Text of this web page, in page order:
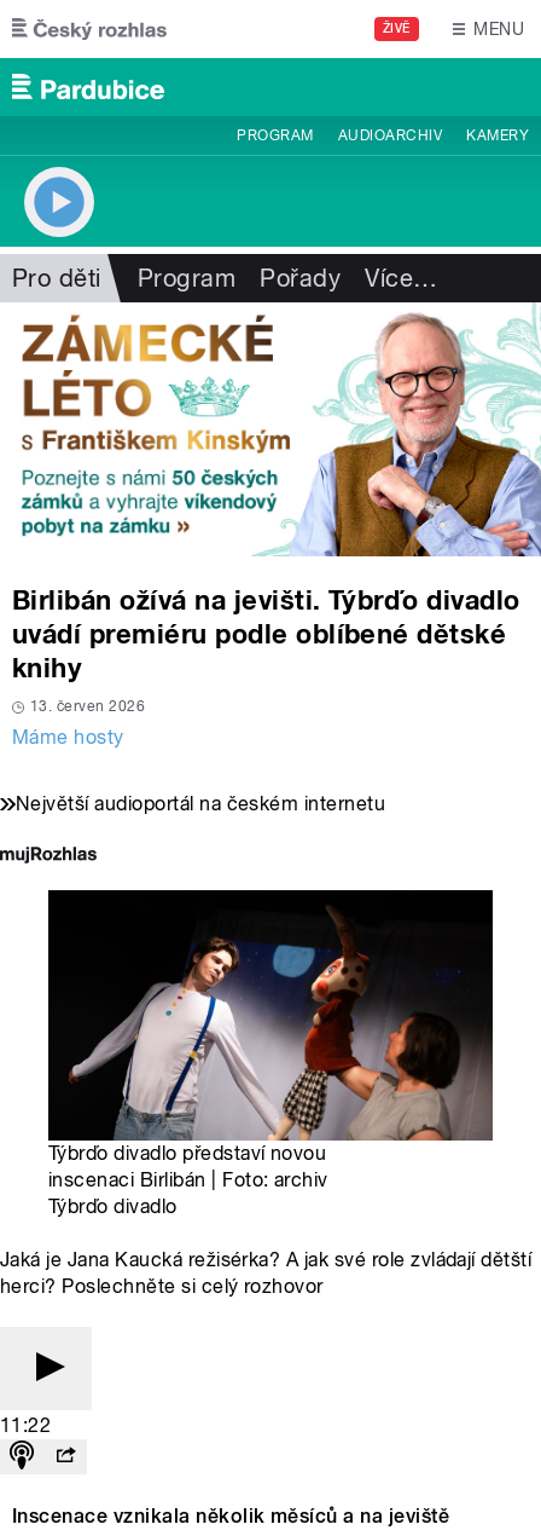
Přejít k hlavnímu obsahu
ŽIVĚ MENU
PROGRAM AUDIOARCHIV KAMERY
Pro děti Program Pořady Více…
Birlibán ožívá na jevišti. Týbrďo divadlo
uvádí premiéru podle oblíbené dětské
knihy
13. červen 2026
Máme hosty
Největší audioportál na českém internetu
Týbrďo divadlo představí novou
inscenaci Birlibán | Foto: archiv
Týbrďo divadlo
Jaká je Jana Kaucká režisérka? A jak své role zvládají dětští
herci? Poslechněte si celý rozhovor
11:22
Inscenace vznikala několik měsíců a na jeviště